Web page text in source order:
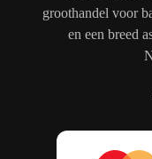
groothandel voor
en een breed